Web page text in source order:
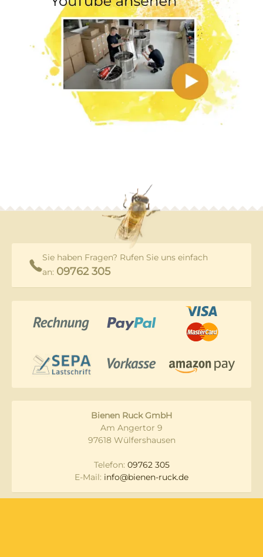
Sie haben Fragen? Rufen Sie uns einfach
an: 09762 305
Bienen Ruck GmbH
Am Angertor 9
97618 Wülfershausen
Telefon: 09762 305
E-Mail: info@bienen-ruck.de